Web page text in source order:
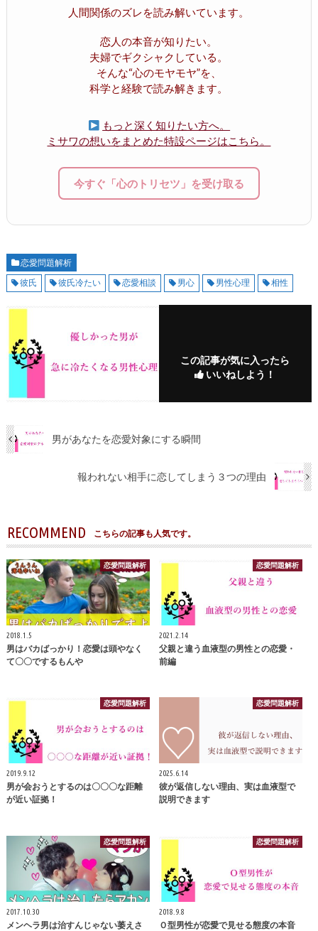
人間関係のズレを読み解いています。
恋人の本音が知りたい。
夫婦でギクシャクしている。
そんな“心のモヤモヤ”を、
科学と経験で読み解きます。
もっと深く知りたい方へ。
ミサワの想いをまとめた特設ページはこちら。
今すぐ「心のトリセツ」を受け取る
恋愛問題解析
彼氏
彼氏冷たい 恋愛相談 男心 男性心理 相性
この記事が気に入ったら
いいねしよう！
男があなたを恋愛対象にする瞬間
報われない相手に恋してしまう３つの理由
RECOMMEND こちらの記事も人気です。
恋愛問題解析
2018.1.5
男はバカばっかり！恋愛は頭やなく
て〇〇でするもんや
恋愛問題解析
2021.2.14
父親と違う血液型の男性との恋愛・
前編
恋愛問題解析
2019.9.12
男が会おうとするのは〇〇〇な距離
が近い証拠！
恋愛問題解析
2025.6.14
彼が返信しない理由、実は血液型で
説明できます
恋愛問題解析
2017.10.30
メンヘラ男は治すんじゃない萎えさ
恋愛問題解析
2018.9.8
Ｏ型男性が恋愛で見せる態度の本音